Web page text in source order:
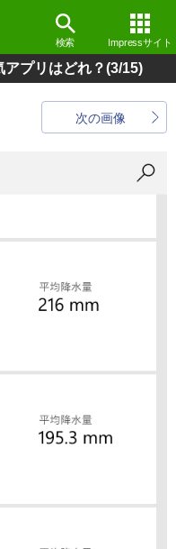
検索 Impressサイト
プリはどれ？(3/15)
次の画像